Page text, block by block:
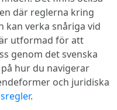
där reglerna kring
kan verka snåriga vid
utformad för att
genom det svenska
hur du navigerar
och juridiska
.